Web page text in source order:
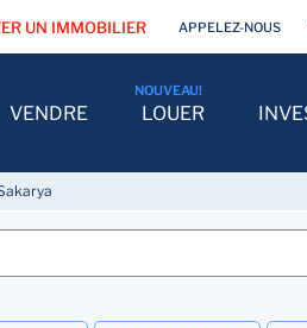
VENDRE LOUER
UN IMMOBILIER APPELEZ-NOUS